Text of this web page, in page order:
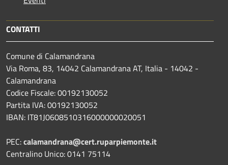
CONTATTI
Comune di Calamandrana
Via Roma, 83, 14042 Calamandrana AT, Italia - 14042 -
Calamandrana
Codice Fiscale: 00192130052
Partita IVA: 00192130052
IBAN: IT81J0608510316000000020051
PEC:calamandrana@cert.ruparpiemonte.it
Centralino Unico: 0141 75114